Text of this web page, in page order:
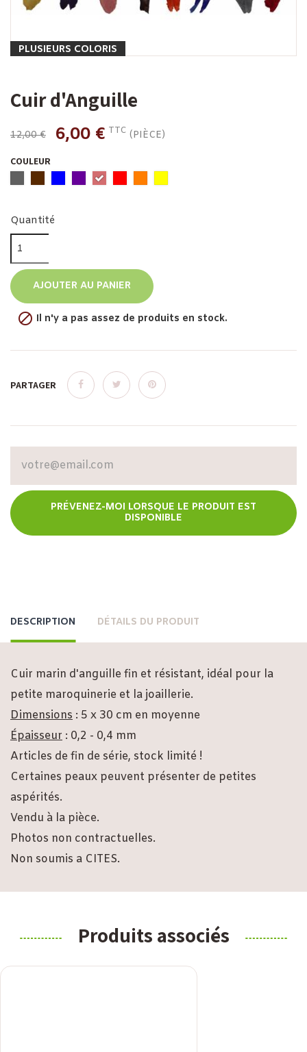
PLUSIEURS COLORIS
Cuir d'Anguille
12,00 € 6,00 € TTC (PIÈCE)
COULEUR
Quantité
AJOUTER AU PANIER
 Il n'y a pas assez de produits en stock.
PARTAGER
PRÉVENEZ-MOI LORSQUE LE PRODUIT EST
DISPONIBLE
DESCRIPTION DÉTAILS DU PRODUIT
Cuir marin d'anguille fin et résistant, idéal pour la
petite maroquinerie et la joaillerie.
Dimensions : 5 x 30 cm en moyenne
Épaisseur : 0,2 - 0,4 mm
Articles de fin de série, stock limité !
Certaines peaux peuvent présenter de petites
aspérités.
Vendu à la pièce.
Photos non contractuelles.
Non soumis a CITES.
Produits associés